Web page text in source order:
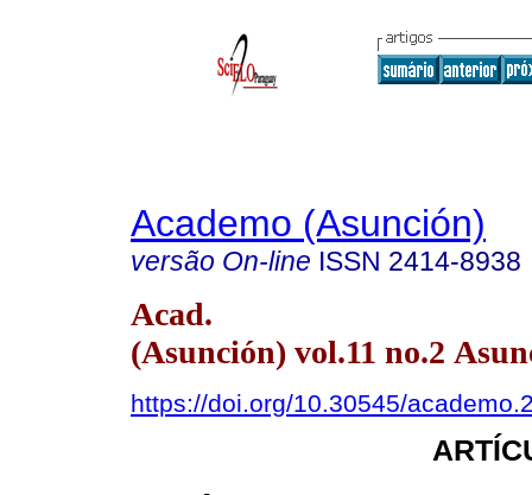
Academo (Asunción)
versão On-line ISSN 2414-8938
Acad.
(Asunción) vol.11 no.2
https://doi.org/10.30545/